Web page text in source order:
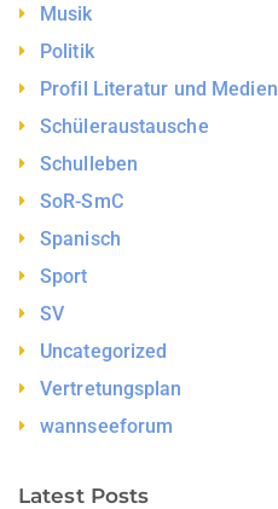
Musik
Politik
Profil Literatur und Medien
Schüleraustausche
Schulleben
SoR-SmC
Spanisch
Sport
SV
Uncategorized
Vertretungsplan
wannseeforum
Latest Posts